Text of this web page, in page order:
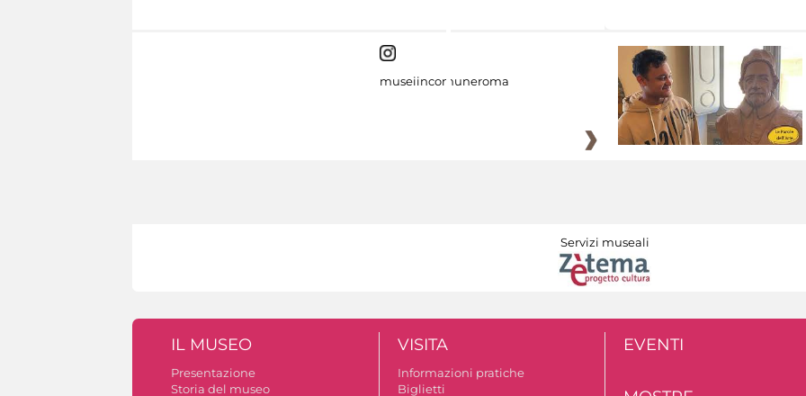
museiincomuneroma
Servizi museali
IL MUSEO
Presentazione
Storia del museo
VISITA
Informazioni pratiche
Biglietti
EVENTI